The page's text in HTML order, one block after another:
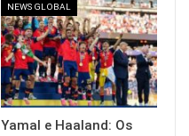
NEWS GLOBAL
Yamal e Haaland: Os